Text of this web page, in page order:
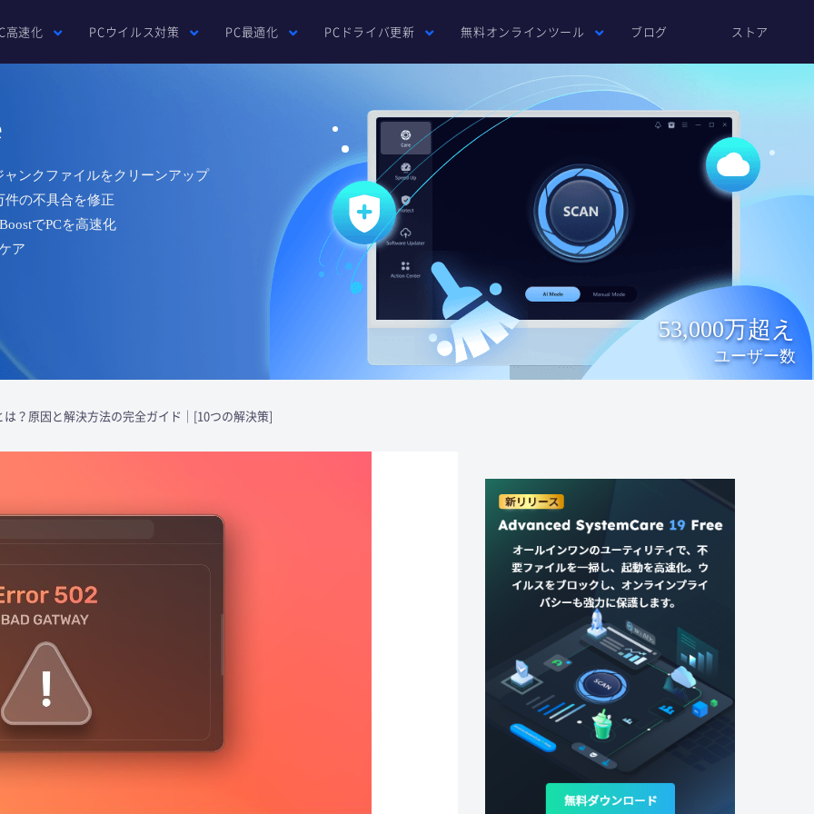
高速化 PCウイルス対策 PC最適化 PCドライバ更新 無料オンラインツール ブログ ストア
ンクファイルをクリーンアップ
件の不具合を修正
でPCを高速化
ア
53,000万超え
ユーザー数
？原因と解決方法の完全ガイド｜[10つの解決策]